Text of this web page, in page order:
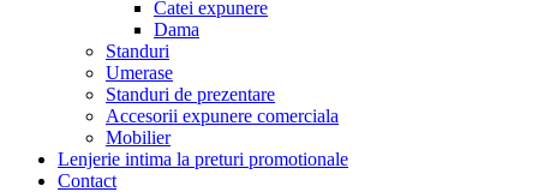
Catei expunere
Dama
Standuri
Umerase
Standuri de prezentare
Accesorii expunere comerciala
Mobilier
Lenjerie intima la preturi promotionale
Contact